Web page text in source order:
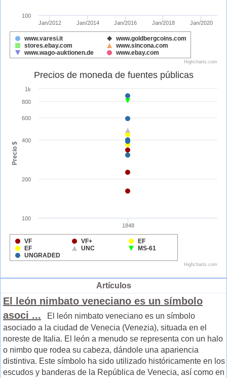
Artículos
El león nimbato veneciano es un símbolo
asoci ... El león nimbato veneciano es un símbolo
asociado a la ciudad de Venecia (Venezia), situada en el
noreste de Italia. El león a menudo se representa con un halo
o nimbo que rodea su cabeza, dándole una apariencia
distintiva. Este símbolo ha sido utilizado históricamente en los
escudos y banderas de la República de Venecia, así como en